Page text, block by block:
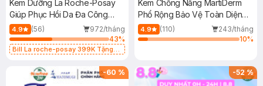
Kem Dưỡng La Roche-Posay
Giúp Phục Hồi Da Đa Công
Dụng 40ml
4.9 (56)
972/tháng
43%
Bill La roche-posay 399K Tặng
(SL có hạn)
Kem Chống Nắng MartiDerm
Phổ Rộng Bảo Vệ Toàn Diện
40ml
4.9 (110)
243/tháng
10%
-60 % -52%